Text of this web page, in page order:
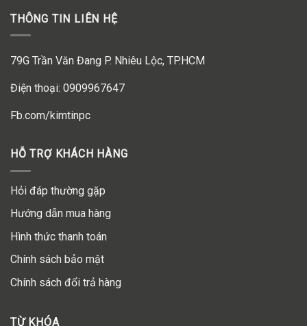
THÔNG TIN LIÊN HỆ
79G Trần Văn Đang P. Nhiêu Lộc, TP.HCM
Điện thoại: 0909967647
Fb.com/kimtinpc
HỖ TRỢ KHÁCH HÀNG
Hỏi đáp thường gặp
Hướng dẫn mua hàng
Hình thức thanh toán
Chính sách bảo mật
Chính sách đổi trả hàng
TỪ KHÓA